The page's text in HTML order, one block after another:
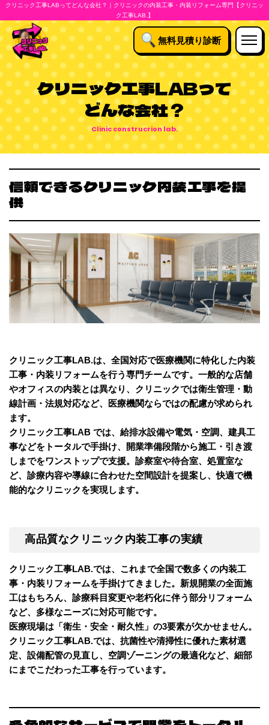
クリニック工事LABってどんな会社？｜クリニックの内装工事・内装リフォーム専門【クリニッ
ク工事LAB.】
無料見積り診断
クリニック工事LABって
どんな会社？
信頼できるクリニック内装工事を提
供
クリニック工事LAB.は、全国対応で医療機関に特化した内装
工事・内装リフォームを行う専門チームです。一般的な店舗
やオフィスの内装とは異なり、クリニックでは衛生管理・動
線計画・法規対応など、医療機関ならではの配慮が求められ
ます。
クリニック工事LAB では、給排水設備や電気・空調、建具工
事などをトータルで手掛け、開業準備段階から施工・引き渡
しまでをワンストップで支援。診察室や待合室、処置室な
ど、診療内容や導線に合わせた空間設計を提案し、快適で機
能的なクリニックを実現します。
高品質なクリニック内装工事の実績
クリニック工事LAB.では、これまで全国で数多くの内装工
事・内装リフォームを手掛けてきました。新規開業の全面施
工はもちろん、診療科目変更や老朽化に伴う部分リフォーム
など、多様なニーズに対応可能です。
医療現場は「衛生・安全・耐久性」の3要素が欠かせません。
クリニック工事LAB.では、抗菌性や清掃性に優れた素材選
定、設備配管の見直し、空調ゾーニングの最適化など、細部
にまでこだわった工事を行っています。